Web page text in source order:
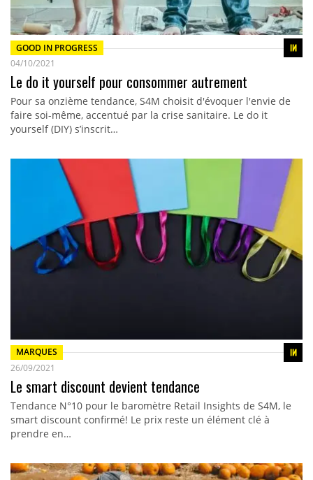
GOOD IN PROGRESS
04/10/2021
Le do it yourself pour consommer autrement
Pour sa onzième tendance, S4M choisit d'évoquer l'envie de
faire soi-même, accentué par la crise sanitaire. Le do it
yourself (DIY) s’inscrit…
MARQUES
26/09/2021
Le smart discount devient tendance
Tendance N°10 pour le baromètre Retail Insights de S4M, le
smart discount confirmé! Le prix reste un élément clé à
prendre en…